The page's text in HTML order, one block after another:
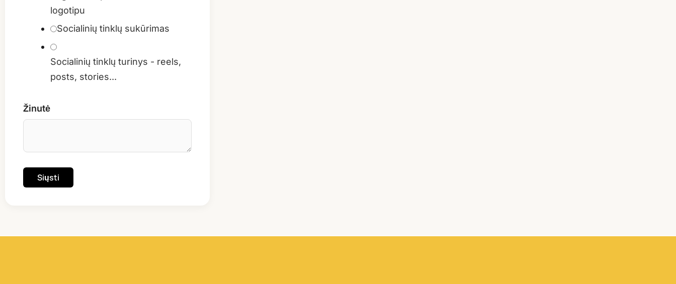
logotipu
Socialinių tinklų sukūrimas
Socialinių tinklų turinys - reels,
posts, stories...
Žinutė
Siųsti